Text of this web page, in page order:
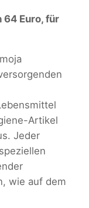
Euro, für
Artikel
Jeder
wie auf dem